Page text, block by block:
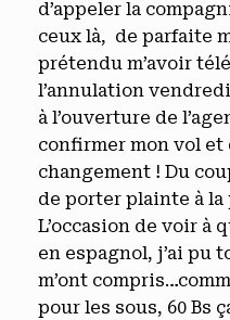
d’appeler la
ceux là, de parfaite
prétendu m’avoir
l’annulation
à l’ouverture de
confirmer mon vol et
changement ! Du
de porter plainte à
L’occasion de voir à
en espagnol, j’ai pu
m’ont
pour les sous, 60 Bs